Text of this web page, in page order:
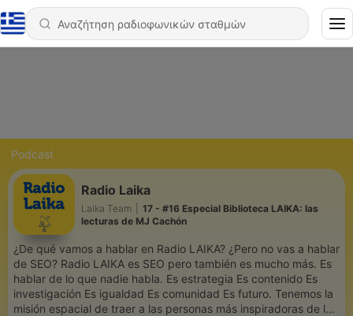
Podcast
Radio Laika
Laika Team
17 - #16 Especial Biblioteca LAIKA: las
lecturas de MJ Cachón
¿De qué vamos a hablar en Radio LAIKA? ¿Pero no vas a hablar
de SEO? Radio LAIKA es SEO pero también es mucho más. Es
hablar de lo que nadie habla. Es estrategia Es contenido Es
investigación Es igualdad Es comunidad Es futuro. Tenemos la
misión espacial de traer a las personas más inspiradoras de la